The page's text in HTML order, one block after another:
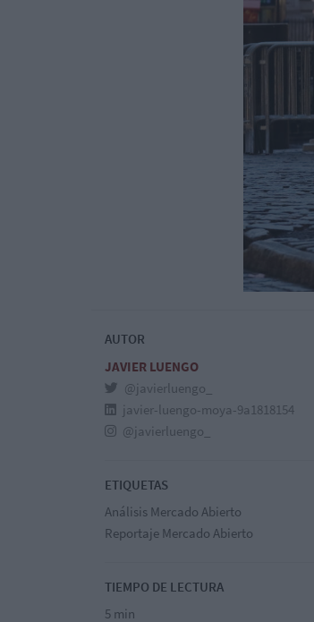
AUTOR
JAVIER LUENGO
@javierluengo_
javier-luengo-moya-9a1818154
@javierluengo_
ETIQUETAS
Análisis Mercado Abierto
Reportaje Mercado Abierto
TIEMPO DE LECTURA
5 min